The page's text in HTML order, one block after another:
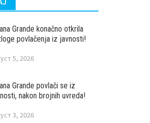
Grande konačno otkrila
povlačenja iz javnosti!
5, 2026
Grande povlači se iz
nakon brojnih uvreda!
3, 2026